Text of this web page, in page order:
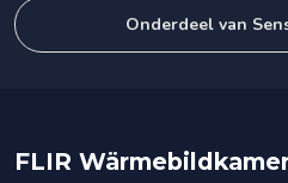
Onderdeel van
FLIR